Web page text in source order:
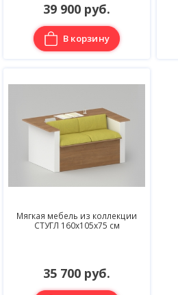
39 900 руб.
В корзину
Мягкая мебель из коллекции
СТУГЛ 160х105х75 см
35 700 руб.